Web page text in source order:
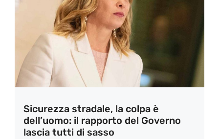
Sicurezza stradale, la colpa è
dell’uomo: il rapporto del Governo
lascia tutti di sasso